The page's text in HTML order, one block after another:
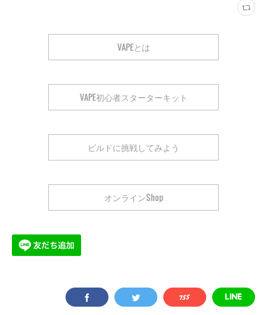
VAPEとは
VAPE初心者スターターキット
ビルドに挑戦してみよう
オンラインShop